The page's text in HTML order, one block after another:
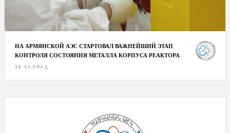
НА АРМЯНСКОЙ АЭС СТАРТОВАЛ ВАЖНЕЙШИЙ ЭТАП
КОНТРОЛЯ СОСТОЯНИЯ МЕТАЛЛА КОРПУСА РЕАКТОРА
14.11.2025